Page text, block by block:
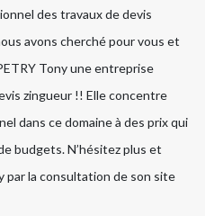
des travaux de devis
avons cherché pour vous et
Tony une entreprise
zingueur !! Elle concentre
dans ce domaine à des prix qui
budgets. N’hésitez plus et
par la consultation de son site